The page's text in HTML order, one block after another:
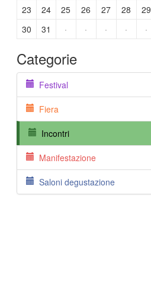
23
24 25 26 27 28
29
30
31 · · · · ·
Categorie
Festival
Fiera
Incontri
Manifestazione
Saloni degustazione